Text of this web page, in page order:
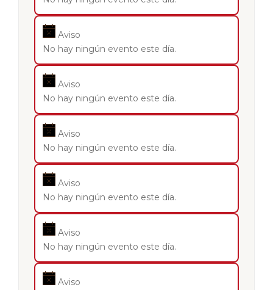
Aviso
No hay ningún evento este día.
Aviso
No hay ningún evento este día.
Aviso
No hay ningún evento este día.
Aviso
No hay ningún evento este día.
Aviso
No hay ningún evento este día.
Aviso